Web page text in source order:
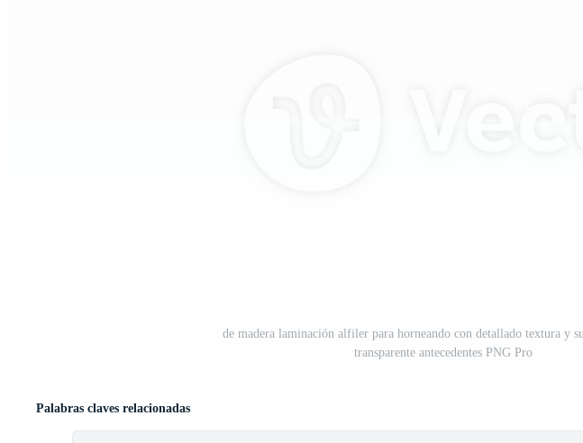
de madera laminación alfiler para horneando con detallado textura y
transparente antecedentes PNG Pro
Palabras claves relacionadas